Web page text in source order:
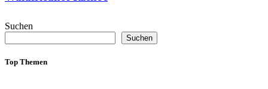
Suchen
Suchen
Top Themen